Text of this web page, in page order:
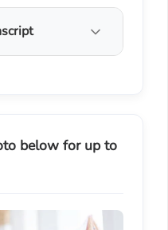
below for up to